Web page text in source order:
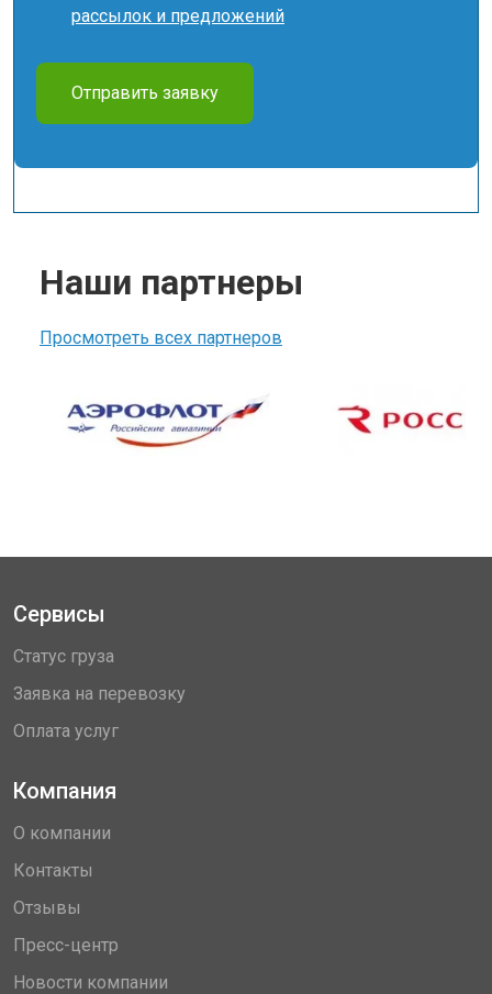
рассылок и предложений
Отправить заявку
Наши партнеры
Просмотреть всех партнеров
Сервисы
Статус груза
Заявка на перевозку
Оплата услуг
Компания
О компании
Контакты
Отзывы
Пресс-центр
Новости компании